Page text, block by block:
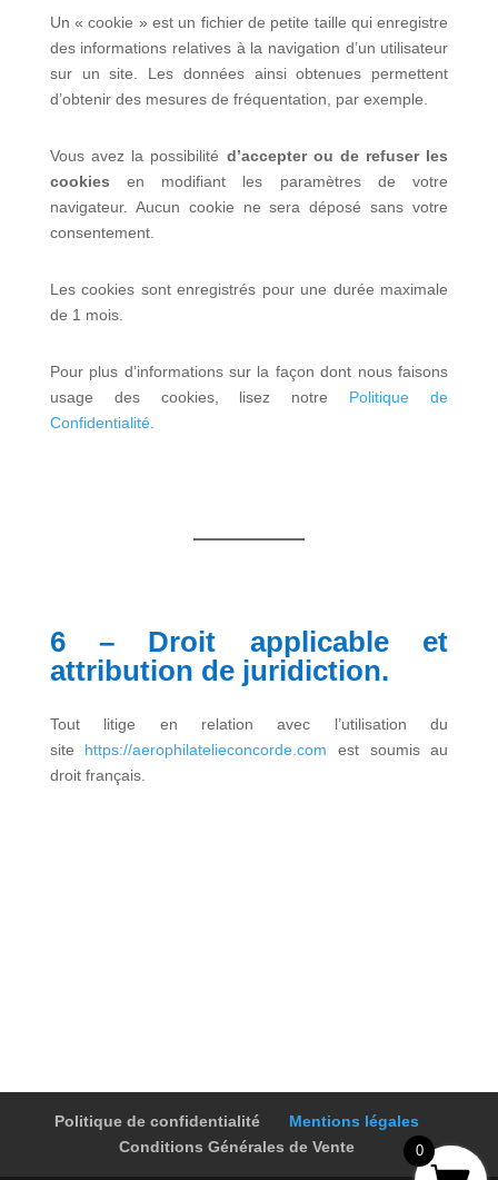
Un « cookie » est un fichier de petite taille qui enregistre
des informations relatives à la navigation d’un utilisateur
sur un site. Les données ainsi obtenues permettent
d’obtenir des mesures de fréquentation, par exemple.
Vous avez la possibilité d’accepter ou de refuser les
cookies en modifiant les paramètres de votre
navigateur. Aucun cookie ne sera déposé sans votre
consentement.
Les cookies sont enregistrés pour une durée maximale
de 1 mois.
Pour plus d’informations sur la façon dont nous faisons
usage des cookies, lisez notre Politique de
Confidentialité.
6 – Droit applicable et
attribution de juridiction.
Tout litige en relation avec l’utilisation du
site https://aerophilatelieconcorde.com est soumis au
droit français.
Politique de confidentialité
Mentions légales
Conditions Générales de Vente
0